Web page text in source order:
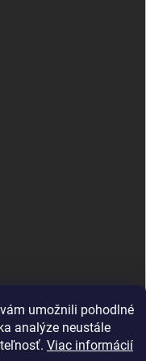
umožnili pohodlné
analýze neustále
Viac informácií
100091961793102/